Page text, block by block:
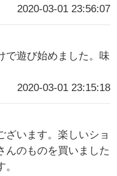
2020-03-01 23:56:07
で遊び始めました。味
2020-03-01 23:15:18
ざいます。楽しいショ
んのものを買いました